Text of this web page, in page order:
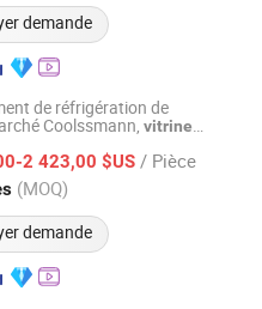
demande
de réfrigération de
Coolssmann, vitrine
2 423,00 $US / Pièce
(MOQ)
demande
Depuis 2025